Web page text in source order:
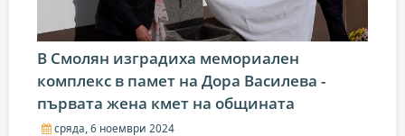
В Смолян изградиха мемориален
комплекс в памет на Дора Василева -
първата жена кмет на общината
сряда, 6 ноември 2024